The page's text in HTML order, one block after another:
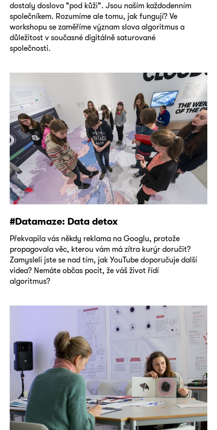
dostaly doslova "pod kůži". Jsou naším každodenním
společníkem. Rozumíme ale tomu, jak fungují? Ve
workshopu se zaměříme význam slova algoritmus a
důležitost v současné digitálně saturované
společnosti.
#Datamaze: Data detox
Překvapila vás někdy reklama na Googlu, protože
propagovala věc, kterou vám má zítra kurýr doručit?
Zamysleli jste se nad tím, jak YouTube doporučuje další
videa? Nemáte občas pocit, že váš život řídí
algoritmus?